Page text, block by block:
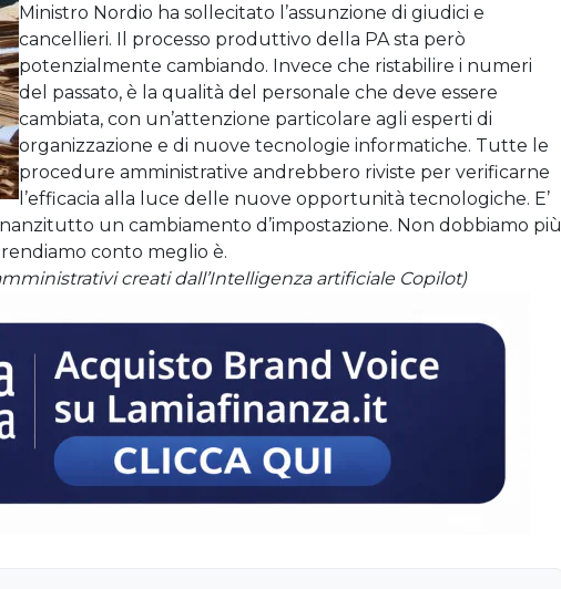
Ministro Nordio ha sollecitato l’assunzione di giudici e
cancellieri. Il processo produttivo della PA sta però
potenzialmente cambiando. Invece che ristabilire i numeri
del passato, è la qualità del personale che deve essere
cambiata, con un’attenzione particolare agli esperti di
organizzazione e di nuove tecnologie informatiche. Tutte le
procedure amministrative andrebbero riviste per verificarne
l’efficacia alla luce delle nuove opportunità tecnologiche. E’
un cambiamento d’impostazione. Non dobbiamo più
conto meglio è.
creati dall’Intelligenza artificiale Copilot)